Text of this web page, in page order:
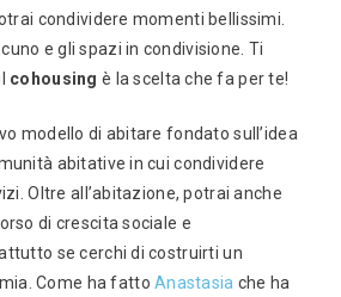
condividere momenti bellissimi.
e gli spazi in condivisione. Ti
cohousing è la scelta che fa per te!
modello di abitare fondato sull’idea
abitative in cui condividere
Oltre all’abitazione, potrai anche
di crescita sociale e
se cerchi di costruirti un
Come ha fattoAnastasia che ha